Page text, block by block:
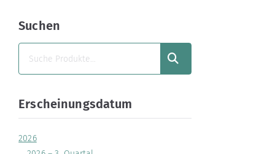
Suchen
SUCHEN
Erscheinungsdatum
2026